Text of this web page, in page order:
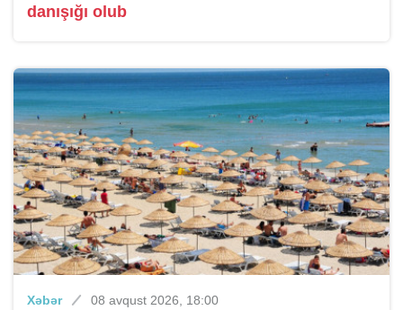
danışığı olub
Xəbər 08 avqust 2026, 18:00